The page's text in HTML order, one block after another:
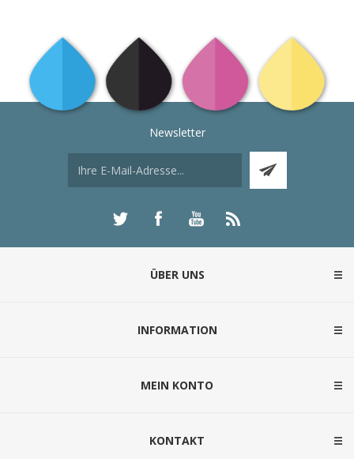
Newsletter
ÜBER UNS
INFORMATION
MEIN KONTO
KONTAKT